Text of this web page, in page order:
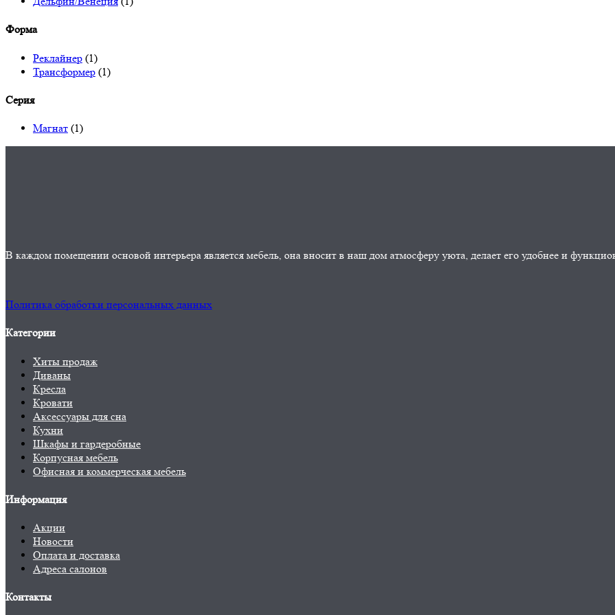
Форма
Реклайнер (1)
Трансформер (1)
Серия
Магнат (1)
В каждом помещении основой интерьера является мебель, она вносит в наш дом атмосферу уюта, делает его удобнее и
Политика обработки персональных данных
Категории
Хиты продаж
Диваны
Кресла
Кровати
Аксессуары для сна
Кухни
Шкафы и гардеробные
Корпусная мебель
Офисная и коммерческая мебель
Информация
Акции
Новости
Оплата и доставка
Адреса салонов
Контакты